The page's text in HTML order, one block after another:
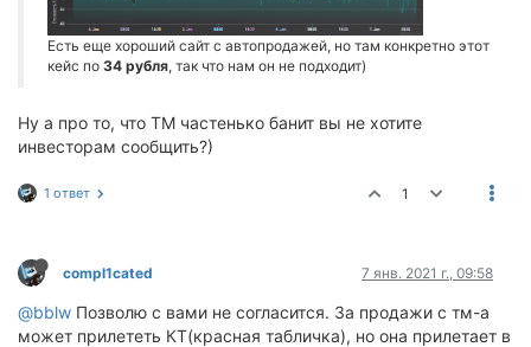
Есть еще хороший сайт с автопродажей, но там конкретно этот
кейс по 34 рубля, так что нам он не подходит)
Ну а про то, что ТМ частенько банит вы не хотите
инвесторам сообщить?)
1 ответ 1
compl1cated 7 янв. 2021 г., 09:58
@bblw Позволю с вами не согласится. За продажи с тм-а
может прилететь КТ(красная табличка), но она прилетает в